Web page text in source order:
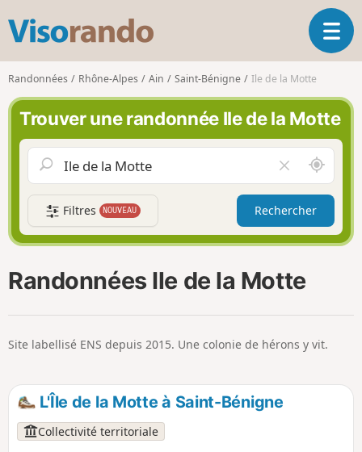
s
o
r
n
d
O
u
r
l
a
i
g
Randonnées Rhône-Alpes Ain Saint-Bénigne Ile de la Motte
Trouver une randonnée Ile de la Motte
i
d
e
r
l
c
a
p
A
u
t
u
r
o
Filtres NOUVEAU Rechercher
Randonnées Ile de la Motte
Site labellisé ENS depuis 2015. Une colonie de hérons y vit.
L'Île de la Motte à Saint-Bénigne
Collectivité territoriale